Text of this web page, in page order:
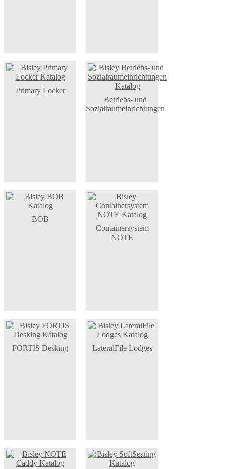
Primary Locker
Betriebs- und
Sozialraumeinrichtungen
BOB
Containersystem
NOTE
FORTIS Desking LateralFile Lodges